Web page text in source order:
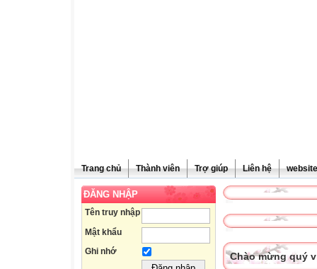
Trang chủ Thành viên Trợ giúp Liên hệ
ĐĂNG NHẬP
Tên truy nhập
Mật khẩu
Ghi nhớ
Chào mừng quý